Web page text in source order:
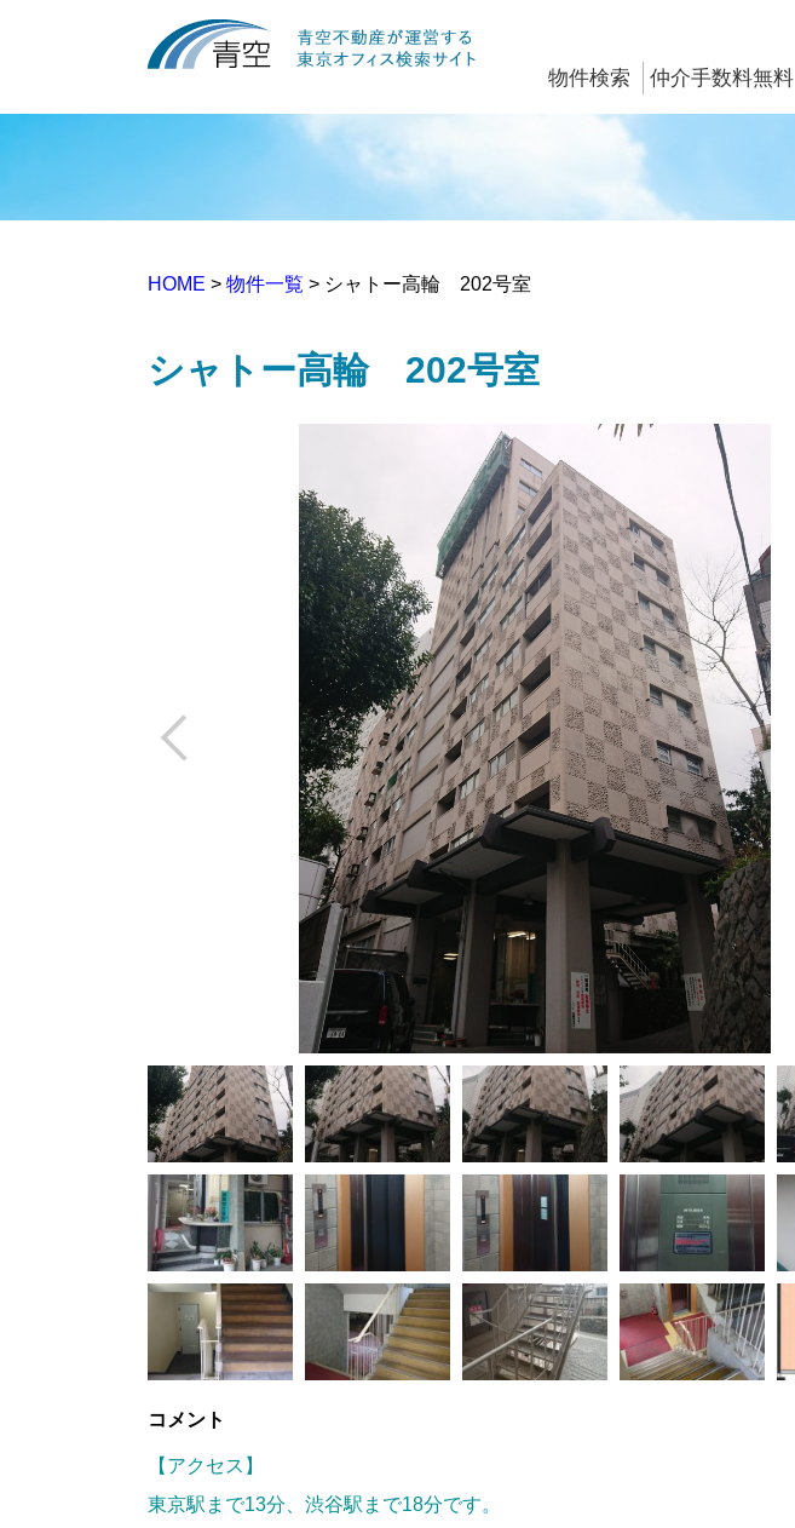
物件検索 仲介手数料無料
HOME > 物件一覧 > シャトー高輪 202号室
シャトー高輪 202号室
コメント
【アクセス】
東京駅まで13分、渋谷駅まで18分です。